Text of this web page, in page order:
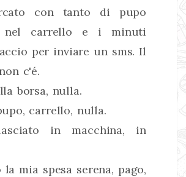
con tanto di pupo
nel carrello e i minuti
per inviare un sms. Il
c'é.
borsa, nulla.
carrello, nulla.
in macchina, in
mia spesa serena, pago,